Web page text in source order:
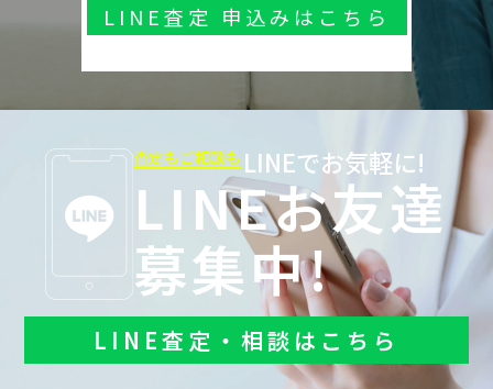
LINE査定 申込みはこちら
査定もご相談も LINEでお気軽に!
LINEお友達
募集中!
LINE査定・相談はこちら